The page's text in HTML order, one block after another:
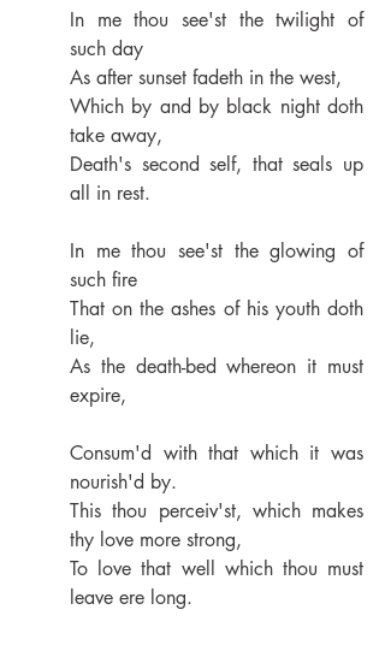
In me thou see'st the twilight of
such day
As after sunset fadeth in the west,
Which by and by black night doth
take away,
Death's second self, that seals up
all in rest.
In me thou see'st the glowing of
such fire
That on the ashes of his youth doth
lie,
As the death-bed whereon it must
expire,
Consum'd with that which it was
nourish'd by.
This thou perceiv'st, which makes
thy love more strong,
To love that well which thou must
leave ere long.